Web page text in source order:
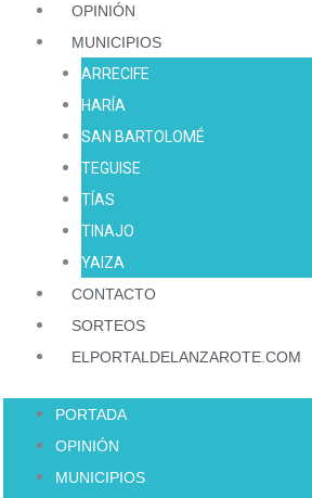
OPINIÓN
MUNICIPIOS
ARRECIFE
HARÍA
SAN BARTOLOMÉ
TEGUISE
TÍAS
TINAJO
YAIZA
CONTACTO
SORTEOS
ELPORTALDELANZAROTE.COM
PORTADA
OPINIÓN
MUNICIPIOS